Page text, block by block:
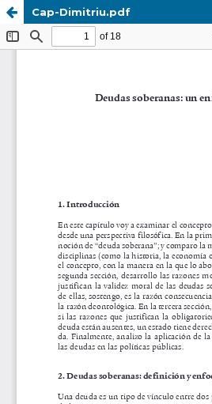
Cap-Dimitriu.pdf